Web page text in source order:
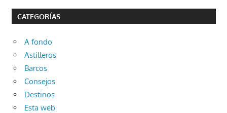
CATEGORÍAS
A fondo
Astilleros
Barcos
Consejos
Destinos
Esta web